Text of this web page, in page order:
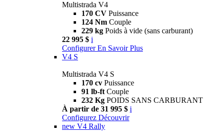
Multistrada V4
170 CV Puissance
124 Nm Couple
229 kg Poids à vide (sans carburant)
22 995 $ i
Configurer En Savoir Plus
V4 S
Multistrada V4 S
170 cv Puissance
91 lb-ft Couple
232 Kg POIDS SANS CARBURANT
À partir de 31 995 $ i
Configurez Découvrir
new V4 Rally